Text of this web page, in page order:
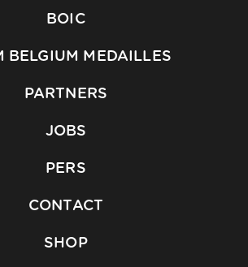
BOIC
BELGIUM MEDAILLES
PARTNERS
JOBS
PERS
CONTACT
SHOP